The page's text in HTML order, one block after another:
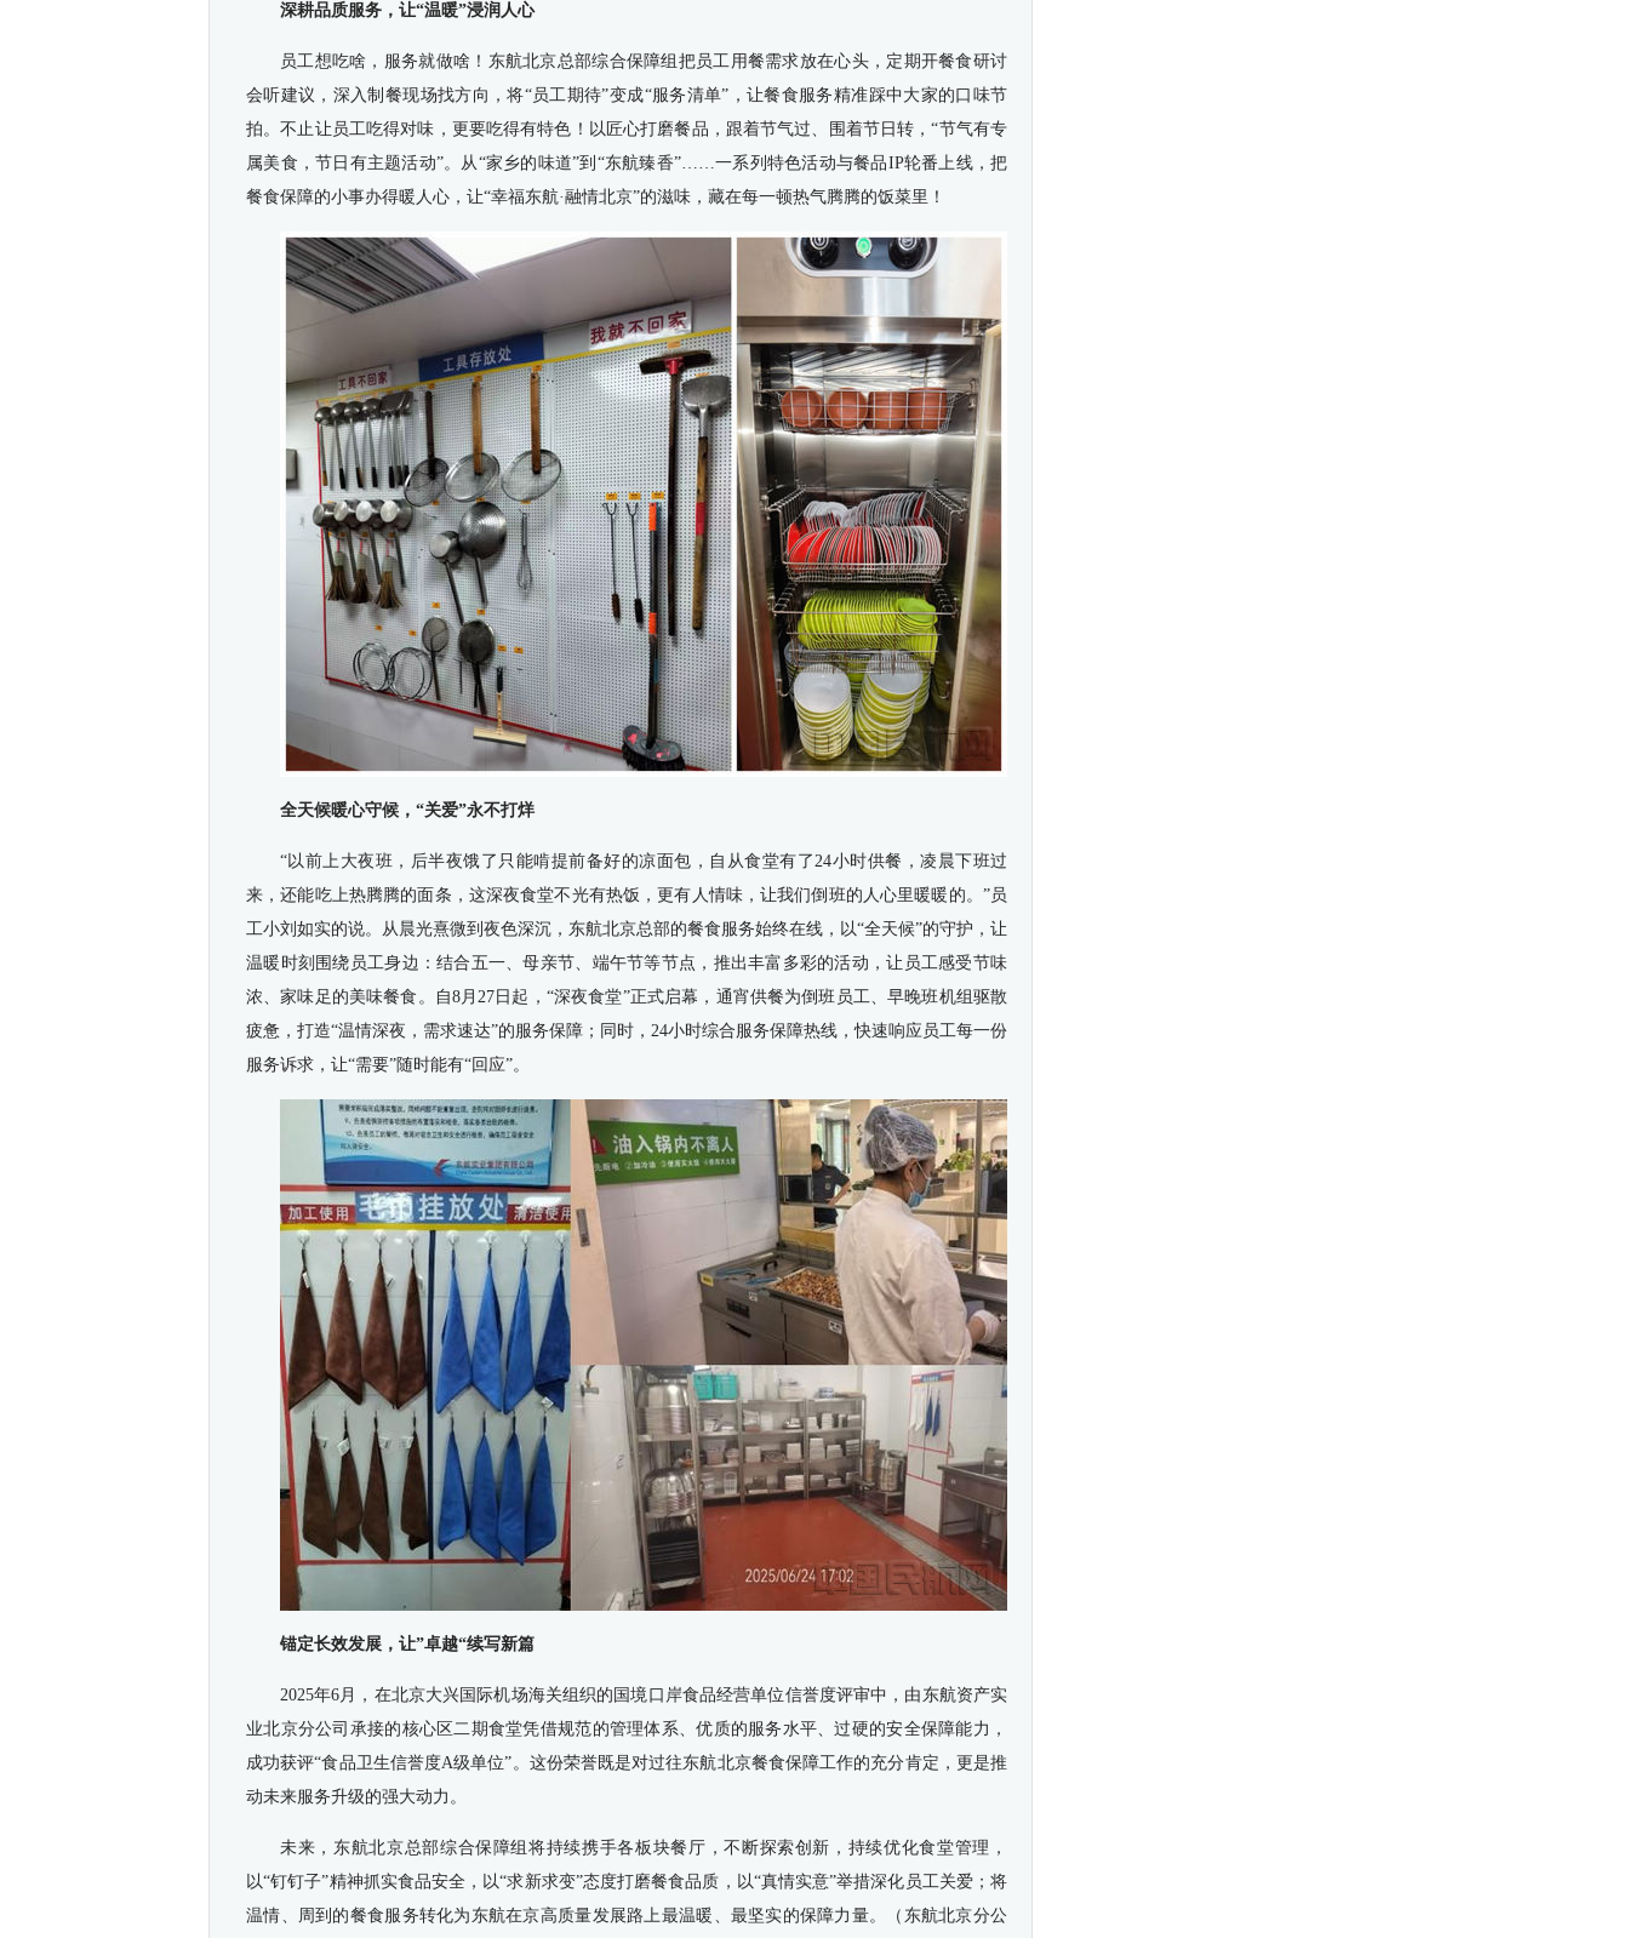
深耕品质服务，让“温暖”浸润人心
员工想吃啥，服务就做啥！东航北京总部综合保障组把员工用餐需求放在心头，定期开餐食研讨
会听建议，深入制餐现场找方向，将“员工期待”变成“服务清单”，让餐食服务精准踩中大家的口味节
拍。不止让员工吃得对味，更要吃得有特色！以匠心打磨餐品，跟着节气过、围着节日转，“节气有专
属美食，节日有主题活动”。从“家乡的味道”到“东航臻香”……一系列特色活动与餐品IP轮番上线，把
餐食保障的小事办得暖人心，让“幸福东航·融情北京”的滋味，藏在每一顿热气腾腾的饭菜里！
全天候暖心守候，“关爱”永不打烊
“以前上大夜班，后半夜饿了只能啃提前备好的凉面包，自从食堂有了24小时供餐，凌晨下班过
来，还能吃上热腾腾的面条，这深夜食堂不光有热饭，更有人情味，让我们倒班的人心里暖暖的。”员
工小刘如实的说。从晨光熹微到夜色深沉，东航北京总部的餐食服务始终在线，以“全天候”的守护，让
温暖时刻围绕员工身边：结合五一、母亲节、端午节等节点，推出丰富多彩的活动，让员工感受节味
浓、家味足的美味餐食。自8月27日起，“深夜食堂”正式启幕，通宵供餐为倒班员工、早晚班机组驱散
疲惫，打造“温情深夜，需求速达”的服务保障；同时，24小时综合服务保障热线，快速响应员工每一份
服务诉求，让“需要”随时能有“回应”。
锚定长效发展，让”卓越“续写新篇
2025年6月，在北京大兴国际机场海关组织的国境口岸食品经营单位信誉度评审中，由东航资产实
业北京分公司承接的核心区二期食堂凭借规范的管理体系、优质的服务水平、过硬的安全保障能力，
成功获评“食品卫生信誉度A级单位”。这份荣誉既是对过往东航北京餐食保障工作的充分肯定，更是推
动未来服务升级的强大动力。
未来，东航北京总部综合保障组将持续携手各板块餐厅，不断探索创新，持续优化食堂管理，
以“钉钉子”精神抓实食品安全，以“求新求变”态度打磨餐食品质，以“真情实意”举措深化员工关爱；将
温情、周到的餐食服务转化为东航在京高质量发展路上最温暖、最坚实的保障力量。（东航北京分公